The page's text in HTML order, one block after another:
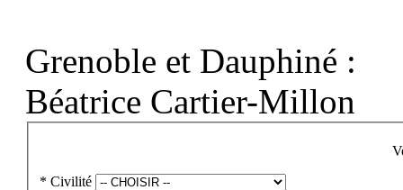
Grenoble et Dauphiné :
Béatrice Cartier-Millon
* Civilité